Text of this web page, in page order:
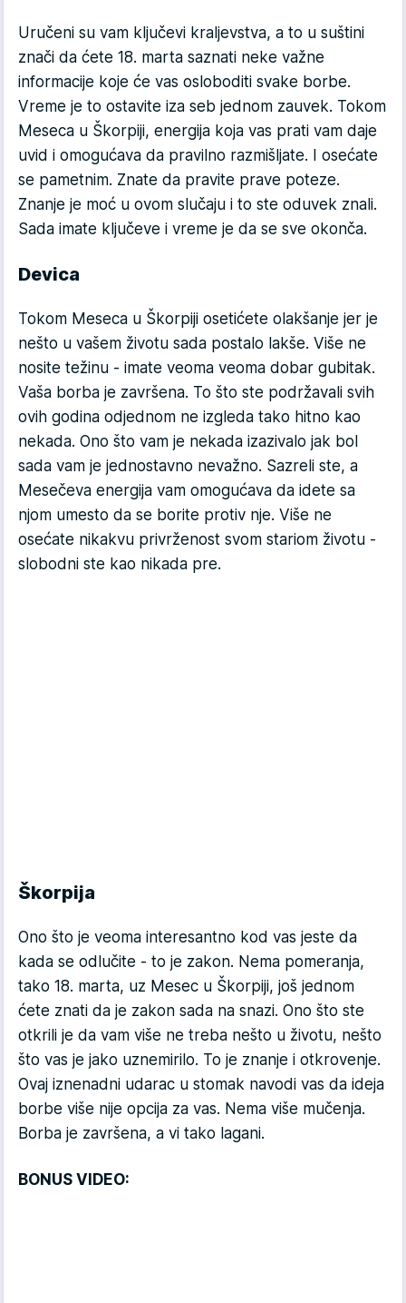
Uručeni su vam ključevi kraljevstva, a to u suštini
znači da ćete 18. marta saznati neke važne
informacije koje će vas osloboditi svake borbe.
Vreme je to ostavite iza seb jednom zauvek. Tokom
Meseca u Škorpiji, energija koja vas prati vam daje
uvid i omogućava da pravilno razmišljate. I osećate
se pametnim. Znate da pravite prave poteze.
Znanje je moć u ovom slučaju i to ste oduvek znali.
Sada imate ključeve i vreme je da se sve okonča.
Devica
Tokom Meseca u Škorpiji osetićete olakšanje jer je
nešto u vašem životu sada postalo lakše. Više ne
nosite težinu - imate veoma veoma dobar gubitak.
Vaša borba je završena. To što ste podržavali svih
ovih godina odjednom ne izgleda tako hitno kao
nekada. Ono što vam je nekada izazivalo jak bol
sada vam je jednostavno nevažno. Sazreli ste, a
Mesečeva energija vam omogućava da idete sa
njom umesto da se borite protiv nje. Više ne
osećate nikakvu privrženost svom stariom životu -
slobodni ste kao nikada pre.
Škorpija
Ono što je veoma interesantno kod vas jeste da
kada se odlučite - to je zakon. Nema pomeranja,
tako 18. marta, uz Mesec u Škorpiji, još jednom
ćete znati da je zakon sada na snazi. Ono što ste
otkrili je da vam više ne treba nešto u životu, nešto
što vas je jako uznemirilo. To je znanje i otkrovenje.
Ovaj iznenadni udarac u stomak navodi vas da ideja
borbe više nije opcija za vas. Nema više mučenja.
Borba je završena, a vi tako lagani.
BONUS VIDEO: